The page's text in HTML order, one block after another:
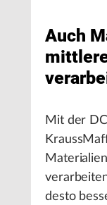
Auch
Mit der
desto